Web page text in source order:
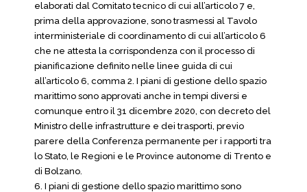
elaborati dal Comitato tecnico di cui all’articolo 7 e,
prima della approvazione, sono trasmessi al Tavolo
interministeriale di coordinamento di cui all’articolo 6
che ne attesta la corrispondenza con il processo di
pianificazione definito nelle linee guida di cui
all’articolo 6, comma 2. I piani di gestione dello spazio
marittimo sono approvati anche in tempi diversi e
comunque entro il 31 dicembre 2020, con decreto del
Ministro delle infrastrutture e dei trasporti, previo
parere della Conferenza permanente per i rapporti tra
lo Stato, le Regioni e le Province autonome di Trento e
di Bolzano.
6. I piani di gestione dello spazio marittimo sono